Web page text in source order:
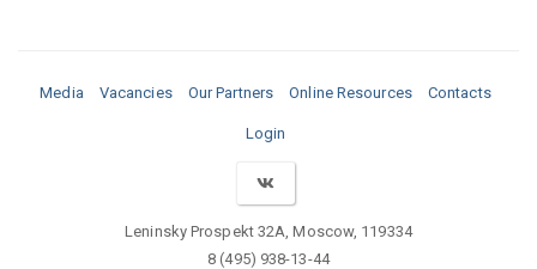
Media Vacancies Our Partners Online Resources Contacts
Login
Leninsky Prospekt 32A, Moscow, 119334
8 (495) 938-13-44